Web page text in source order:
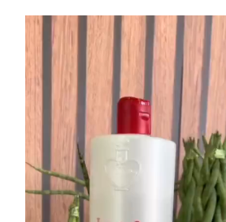
Видеоплеер